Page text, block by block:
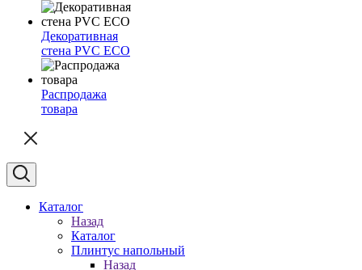
Декоративная
стена PVC ECO
Распродажа
товара
Каталог
Назад
Каталог
Плинтус напольный
Назад